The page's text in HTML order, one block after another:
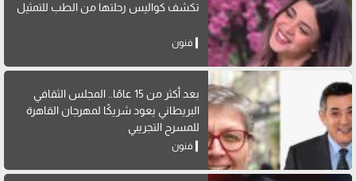
تكشف كواليس رحلتها من الطب للتمثيل
فنون
بعد أكثر من 15 عامًا.. المجلس الثقافي
البريطاني يعود شريكًا لمهرجان القاهرة
للمسرح التجريبي
فنون